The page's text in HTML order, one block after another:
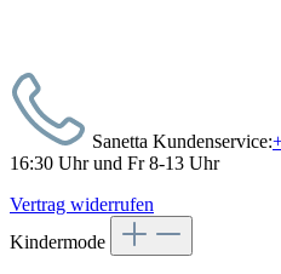
Sanetta Kundenservice:
16:30 Uhr und Fr 8-13 Uhr
Vertrag widerrufen
Kindermode